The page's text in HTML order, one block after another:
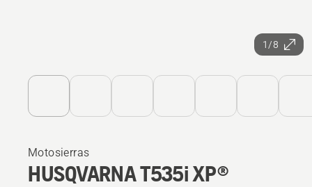
1/8
Motosierras
HUSQVARNA T535i XP®